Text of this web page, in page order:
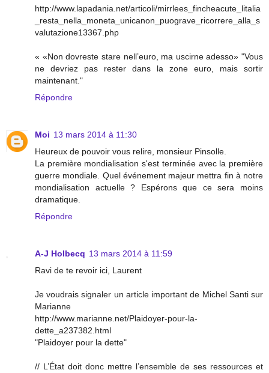
http://www.lapadania.net/articoli/mirrlees_fincheacute_litalia
_resta_nella_moneta_unicanon_puograve_ricorrere_alla_s
valutazione13367.php
« «Non dovreste stare nell’euro, ma uscirne adesso» "Vous
ne devriez pas rester dans la zone euro, mais sortir
maintenant."
Répondre
Moi 13 mars 2014 à 11:30
Heureux de pouvoir vous relire, monsieur Pinsolle.
La première mondialisation s'est terminée avec la première
guerre mondiale. Quel événement majeur mettra fin à notre
mondialisation actuelle ? Espérons que ce sera moins
dramatique.
Répondre
A-J Holbecq 13 mars 2014 à 11:59
Ravi de te revoir ici, Laurent
Je voudrais signaler un article important de Michel Santi sur
Marianne
http://www.marianne.net/Plaidoyer-pour-la-
dette_a237382.html
"Plaidoyer pour la dette"
// L’État doit donc mettre l’ensemble de ses ressources et